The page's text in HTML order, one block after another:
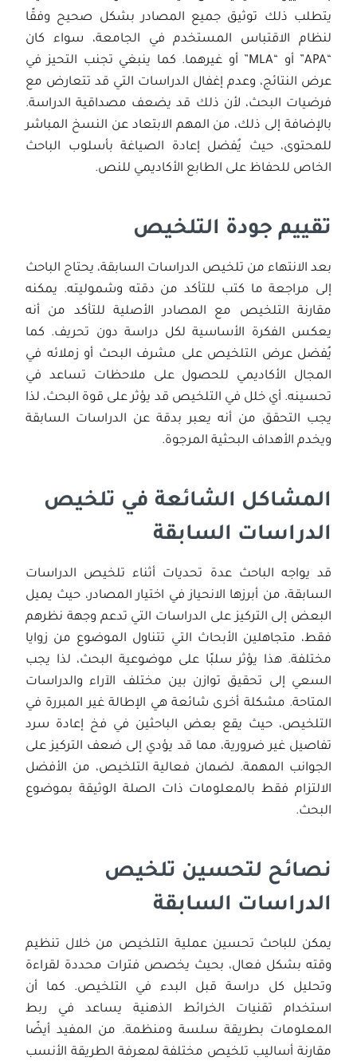
يتطلب ذلك توثيق جميع المصادر بشكل صحيح وفقًا
لنظام الاقتباس المستخدم في الجامعة، سواء كان
“APA” أو “MLA” أو غيرهما. كما ينبغي تجنب التحيز في
عرض النتائج، وعدم إغفال الدراسات التي قد تتعارض مع
فرضيات البحث، لأن ذلك قد يضعف مصداقية الدراسة.
بالإضافة إلى ذلك، من المهم الابتعاد عن النسخ المباشر
للمحتوى، حيث يُفضل إعادة الصياغة بأسلوب الباحث
الخاص للحفاظ على الطابع الأكاديمي للنص.
تقييم جودة التلخيص
بعد الانتهاء من تلخيص الدراسات السابقة، يحتاج الباحث
إلى مراجعة ما كتب للتأكد من دقته وشموليته. يمكنه
مقارنة التلخيص مع المصادر الأصلية للتأكد من أنه
يعكس الفكرة الأساسية لكل دراسة دون تحريف. كما
يُفضل عرض التلخيص على مشرف البحث أو زملائه في
المجال الأكاديمي للحصول على ملاحظات تساعد في
تحسينه. أي خلل في التلخيص قد يؤثر على قوة البحث، لذا
يجب التحقق من أنه يعبر بدقة عن الدراسات السابقة
ويخدم الأهداف البحثية المرجوة.
المشاكل الشائعة في تلخيص
الدراسات السابقة
قد يواجه الباحث عدة تحديات أثناء تلخيص الدراسات
السابقة، من أبرزها الانحياز في اختيار المصادر، حيث يميل
البعض إلى التركيز على الدراسات التي تدعم وجهة نظرهم
فقط، متجاهلين الأبحاث التي تتناول الموضوع من زوايا
مختلفة. هذا يؤثر سلبًا على موضوعية البحث، لذا يجب
السعي إلى تحقيق توازن بين مختلف الآراء والدراسات
المتاحة. مشكلة أخرى شائعة هي الإطالة غير المبررة في
التلخيص، حيث يقع بعض الباحثين في فخ إعادة سرد
تفاصيل غير ضرورية، مما قد يؤدي إلى ضعف التركيز على
الجوانب المهمة. لضمان فعالية التلخيص، من الأفضل
الالتزام فقط بالمعلومات ذات الصلة الوثيقة بموضوع
البحث.
نصائح لتحسين تلخيص
الدراسات السابقة
يمكن للباحث تحسين عملية التلخيص من خلال تنظيم
وقته بشكل فعال، بحيث يخصص فترات محددة لقراءة
وتحليل كل دراسة قبل البدء في التلخيص. كما أن
استخدام تقنيات الخرائط الذهنية يساعد في ربط
المعلومات بطريقة سلسة ومنظمة. من المفيد أيضًا
مقارنة أساليب تلخيص مختلفة لمعرفة الطريقة الأنسب